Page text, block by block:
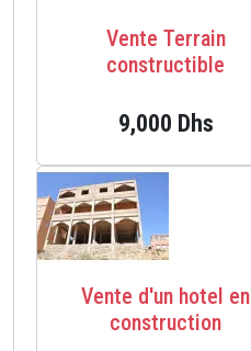
Vente Terrain
constructible
9,000 Dhs
Vente d'un hotel en
construction